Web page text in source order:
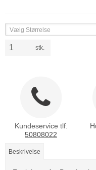
Vælg Størrelse
stk.
Kundeservice tlf.
50808022
Beskrivelse